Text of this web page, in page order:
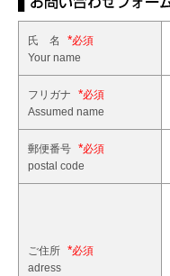
氏 名 *
Your name
フリガナ *
Assumed name
郵便番号 *
postal code
ご住所 *
adress